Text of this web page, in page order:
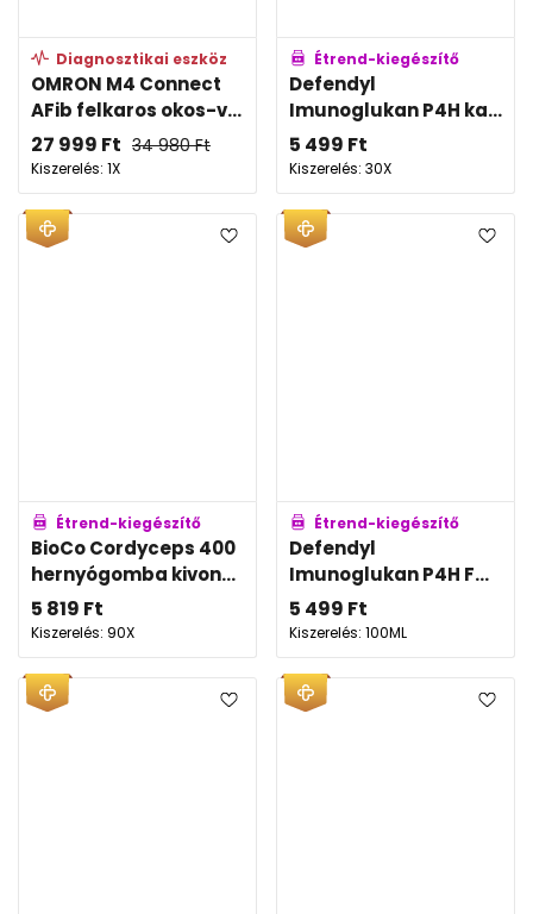
Diagnosztikai eszköz
OMRON M4 Connect
AFib felkaros okos-v...
27 999 Ft 34 980Ft
Kiszerelés: 1X
Étrend-kiegészítő
Defendyl
Imunoglukan P4H ka...
5 499 Ft
Kiszerelés: 30X
Étrend-kiegészítő
BioCo Cordyceps 400
hernyógomba kivon...
5 819 Ft
Kiszerelés: 90X
Étrend-kiegészítő
Defendyl
Imunoglukan P4H F...
5 499 Ft
Kiszerelés: 100ML